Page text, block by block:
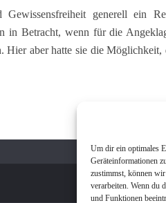
Um dir ein optimales
Geräteinformationen
zustimmst, können
verarbeiten. Wenn du
und Funktionen
generell ein
in Betracht, wenn für die
aber hatte sie die Möglichkeit,